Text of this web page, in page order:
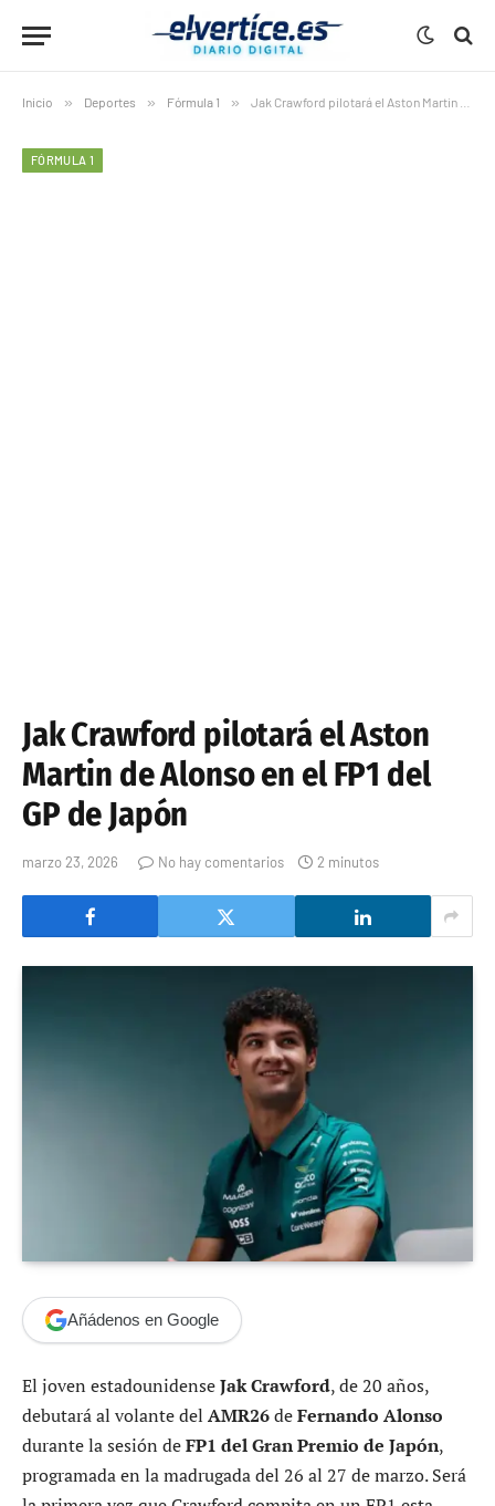
Inicio » Deportes » Fórmula 1 » Jak Crawford pilotará el Aston Martin de Alonso en el FP1 del GP de Japón
FÓRMULA 1
Jak Crawford pilotará el Aston
Martin de Alonso en el FP1 del
GP de Japón
marzo 23, 2026 No hay comentarios 2 minutos
Añádenos en Google
El joven estadounidenseJak Crawford, de 20 años,
debutará al volante del AMR26deFernando Alonso
durante la sesión deFP1 del Gran Premio de Japón,
programada en la madrugada del 26 al 27 de marzo. Será